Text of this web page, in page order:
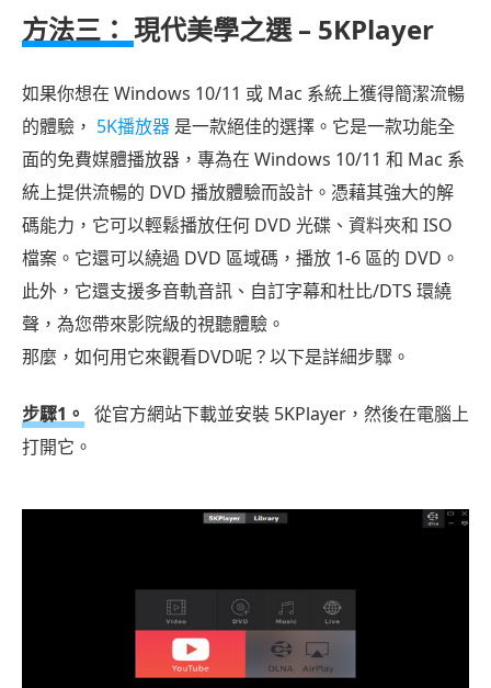
方法三： 現代美學之選 – 5KPlayer
如果你想在 Windows 10/11 或 Mac 系統上獲得簡潔流暢
的體驗， 5K播放器 是一款絕佳的選擇。它是一款功能全
面的免費媒體播放器，專為在 Windows 10/11 和 Mac 系
統上提供流暢的 DVD 播放體驗而設計。憑藉其強大的解
碼能力，它可以輕鬆播放任何 DVD 光碟、資料夾和 ISO
檔案。它還可以繞過 DVD 區域碼，播放 1-6 區的 DVD。
此外，它還支援多音軌音訊、自訂字幕和杜比/DTS 環繞
聲，為您帶來影院級的視聽體驗。
那麼，如何用它來觀看DVD呢？以下是詳細步驟。
步驟1。
從官方網站下載並安裝 5KPlayer，然後在電腦上
打開它。